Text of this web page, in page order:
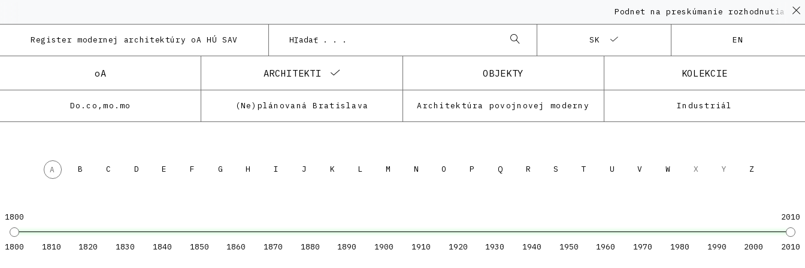
Podnet na preskúmanie rozhodnutia
Register modernej architektúry oA HÚ SAV SK EN
oA ARCHITEKTI OBJEKTY KOLEKCIE
Do.co,mo.mo (Ne)plánovaná Bratislava Architektúra povojnovej moderny Industriál
A B C D E F G H I J K L M N O P Q R S T U V W X Y Z
1800 2010
1800 1810 1820 1830 1840 1850 1860 1870 1880 1890 1900 1910 1920 1930 1940 1950 1960 1970 1980 1990 2000 2010